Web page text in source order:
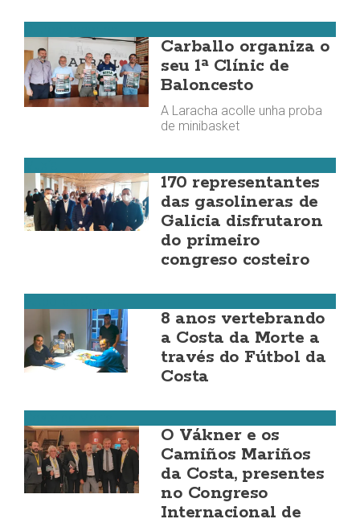
Carballo organiza o
seu 1ª Clínic de
Baloncesto
A Laracha acolle unha proba
de minibasket
170 representantes
das gasolineras de
Galicia disfrutaron
do primeiro
congreso costeiro
8 anos vertebrando
a Costa da Morte a
través do Fútbol da
Costa
O Vákner e os
Camiños Mariños
da Costa, presentes
no Congreso
Internacional de